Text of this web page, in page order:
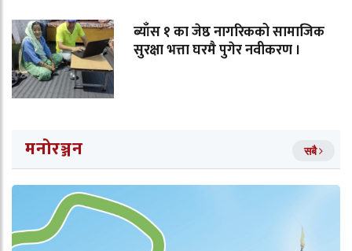
ब्याँस १ का जेष्ठ नागरिकको सामाजिक
सुरक्षा भत्ता घरमै पुगेर नवीकरण ।
मनोरञ्जन सबै